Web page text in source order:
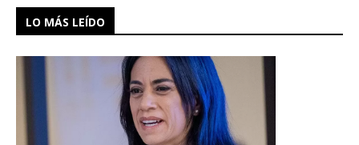
LO MÁS LEÍDO